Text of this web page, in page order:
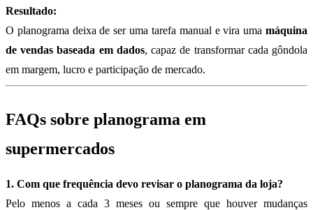
Resultado:
O planograma deixa de ser uma tarefa manual e vira uma máquina
de vendas baseada em dados, capaz de transformar cada gôndola
em margem, lucro e participação de mercado.
FAQs sobre planograma em
supermercados
1. Com que frequência devo revisar o planograma da loja?
Pelo menos a cada 3 meses ou sempre que houver mudanças